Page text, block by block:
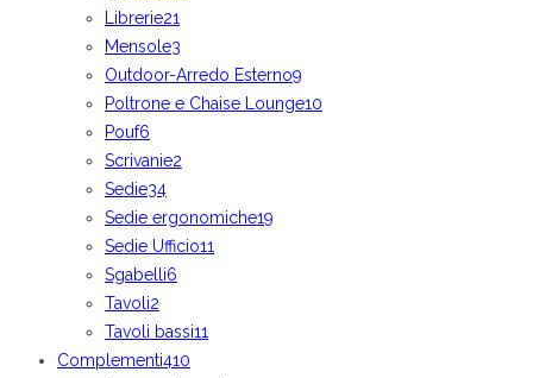
Librerie21
Mensole3
Outdoor-Arredo Esterno9
Poltrone e Chaise Lounge10
Pouf6
Scrivanie2
Sedie34
Sedie ergonomiche19
Sedie Ufficio11
Sgabelli6
Tavoli2
Tavoli bassi11
Complementi410